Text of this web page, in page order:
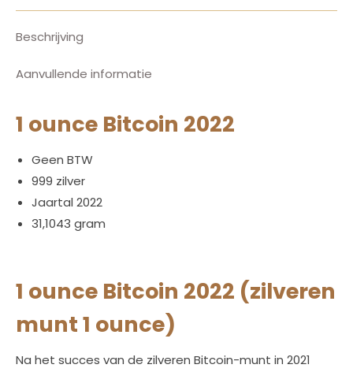
Beschrijving
Aanvullende informatie
1 ounce Bitcoin 2022
Geen BTW
999 zilver
Jaartal 2022
31,1043 gram
1 ounce Bitcoin 2022 (zilveren
munt 1 ounce)
Na het succes van de zilveren Bitcoin-munt in 2021